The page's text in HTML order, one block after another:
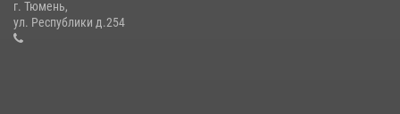
жителям Тюмени, оказавшимся в сложной жизненной ситуации
08 июля 2026, 09:38
г. Тюмень,
ул. Республики д.254